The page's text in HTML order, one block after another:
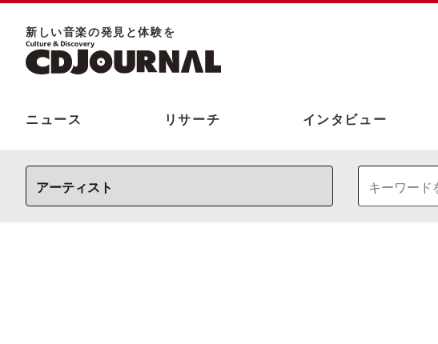
新しい⾳楽の発⾒と体験を
ニュース リサーチ インタビュー